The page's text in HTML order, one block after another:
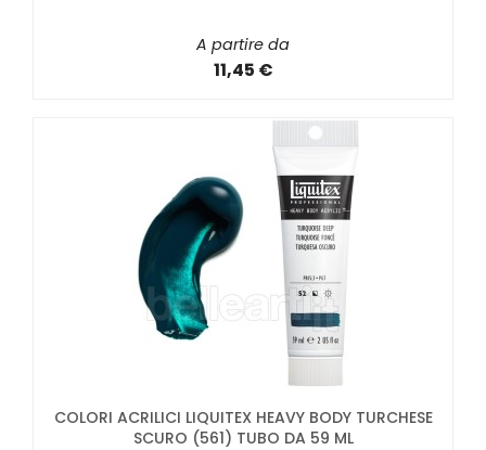
A partire da
11,45 €
COLORI ACRILICI LIQUITEX HEAVY BODY TURCHESE
SCURO (561) TUBO DA 59 ML